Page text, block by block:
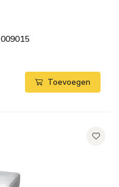
009015
Toevoegen